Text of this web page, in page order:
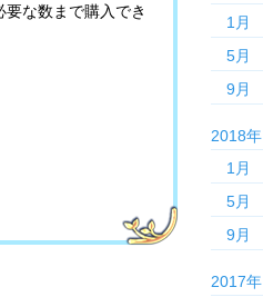
な数まで購入でき
1月
5月
9月
2018年
1月
5月
9月
2017年